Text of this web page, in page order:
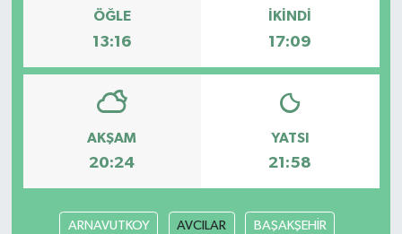
ÖĞLE
13:16
İKINDI
17:09
AKŞAM
20:24
YATSI
21:58
ARNAVUTKOY AVCILAR BAŞAKŞEHİR
Gediz
İlçeler